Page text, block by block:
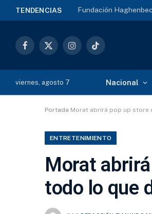
TENDENCIAS Fundación
Facebook
X
InstagramTikTok
viernes, agosto 7 Nacional
Portada Morat abrirá pop up store
ENTRETENIMIENTO
Morat
todo lo que